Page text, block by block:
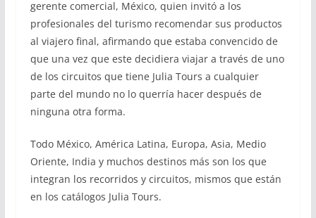
gerente comercial, México, quien invitó a los
profesionales del turismo recomendar sus productos
al viajero final, afirmando que estaba convencido de
que una vez que este decidiera viajar a través de uno
de los circuitos que tiene Julia Tours a cualquier
parte del mundo no lo querría hacer después de
ninguna otra forma.
Todo México, América Latina, Europa, Asia, Medio
Oriente, India y muchos destinos más son los que
integran los recorridos y circuitos, mismos que están
en los catálogos Julia Tours.